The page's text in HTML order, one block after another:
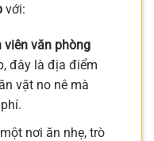
với:
viên văn phòng
đây là địa điểm
vặt no nê mà
nơi ăn nhẹ, trò